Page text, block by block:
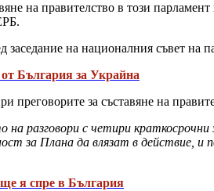
на правителство в този
на националния съвет на
България за Украйна
преговорите за съставяне на
разговори с четири
за Плана да влязат в действие,
я спре в България